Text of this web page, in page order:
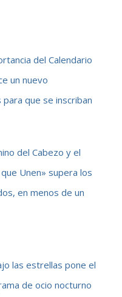
del Calendario
un nuevo
que se inscriban
del Cabezo y el
Unen» supera los
en menos de un
las estrellas pone el
de ocio nocturno